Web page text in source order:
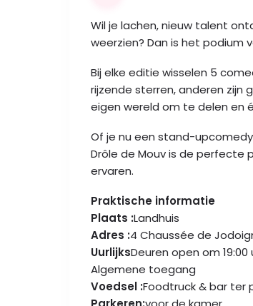
Wil je lachen, nieuw talent
weerzien? Dan is het podium
Bij elke editie wisselen 5
rijzende sterren, anderen zijn
eigen wereld om te delen en
Of je nu een stand-
Drôle de Mouv is de perfecte
ervaren.
Praktische informatie
Plaats :Landhuis
Adres :4 Chaussée de
UurlijksDeuren open om
Algemene toegang
Voedsel :Foodtruck & bar ter